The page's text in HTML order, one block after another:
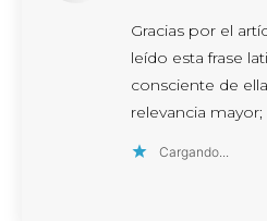
Gracias por el
leído esta frase
consciente de
relevancia mayor;
Cargando...